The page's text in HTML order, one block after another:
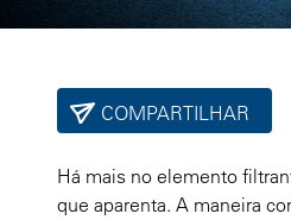
COMPARTILHAR
Há mais no elemento
que aparenta. A maneira